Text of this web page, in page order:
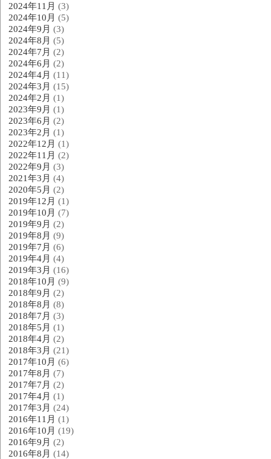
2024年11月 (3)
2024年10月 (5)
2024年9月 (3)
2024年8月 (5)
2024年7月 (2)
2024年6月 (2)
2024年4月 (11)
2024年3月 (15)
2024年2月 (1)
2023年9月 (1)
2023年6月 (2)
2023年2月 (1)
2022年12月 (1)
2022年11月 (2)
2022年9月 (3)
2021年3月 (4)
2020年5月 (2)
2019年12月 (1)
2019年10月 (7)
2019年9月 (2)
2019年8月 (9)
2019年7月 (6)
2019年4月 (4)
2019年3月 (16)
2018年10月 (9)
2018年9月 (2)
2018年8月 (8)
2018年7月 (3)
2018年5月 (1)
2018年4月 (2)
2018年3月 (21)
2017年10月 (6)
2017年8月 (7)
2017年7月 (2)
2017年4月 (1)
2017年3月 (24)
2016年11月 (1)
2016年10月 (19)
2016年9月 (2)
2016年8月 (14)